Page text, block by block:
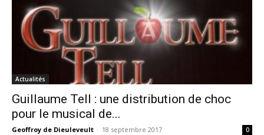
Actualités
Guillaume Tell : une distribution de choc
pour le musical de...
Geoffroy de Dieuleveult - 18 septembre 2017 0